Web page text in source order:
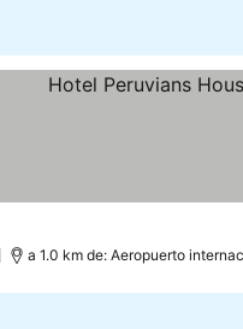
a 1.0 km de: Aeropuerto